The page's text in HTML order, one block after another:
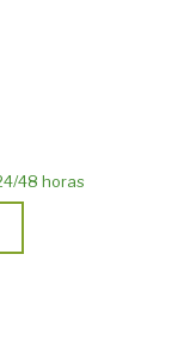
48 horas